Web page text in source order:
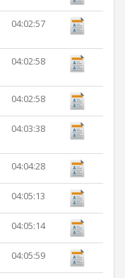
04:02:57
04:02:58
04:02:58
04:03:38
04:04:28
04:05:13
04:05:14
04:05:59